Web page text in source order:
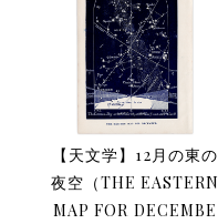
【天文学】12月の東の
夜空（THE EASTERN
MAP FOR DECEMBE